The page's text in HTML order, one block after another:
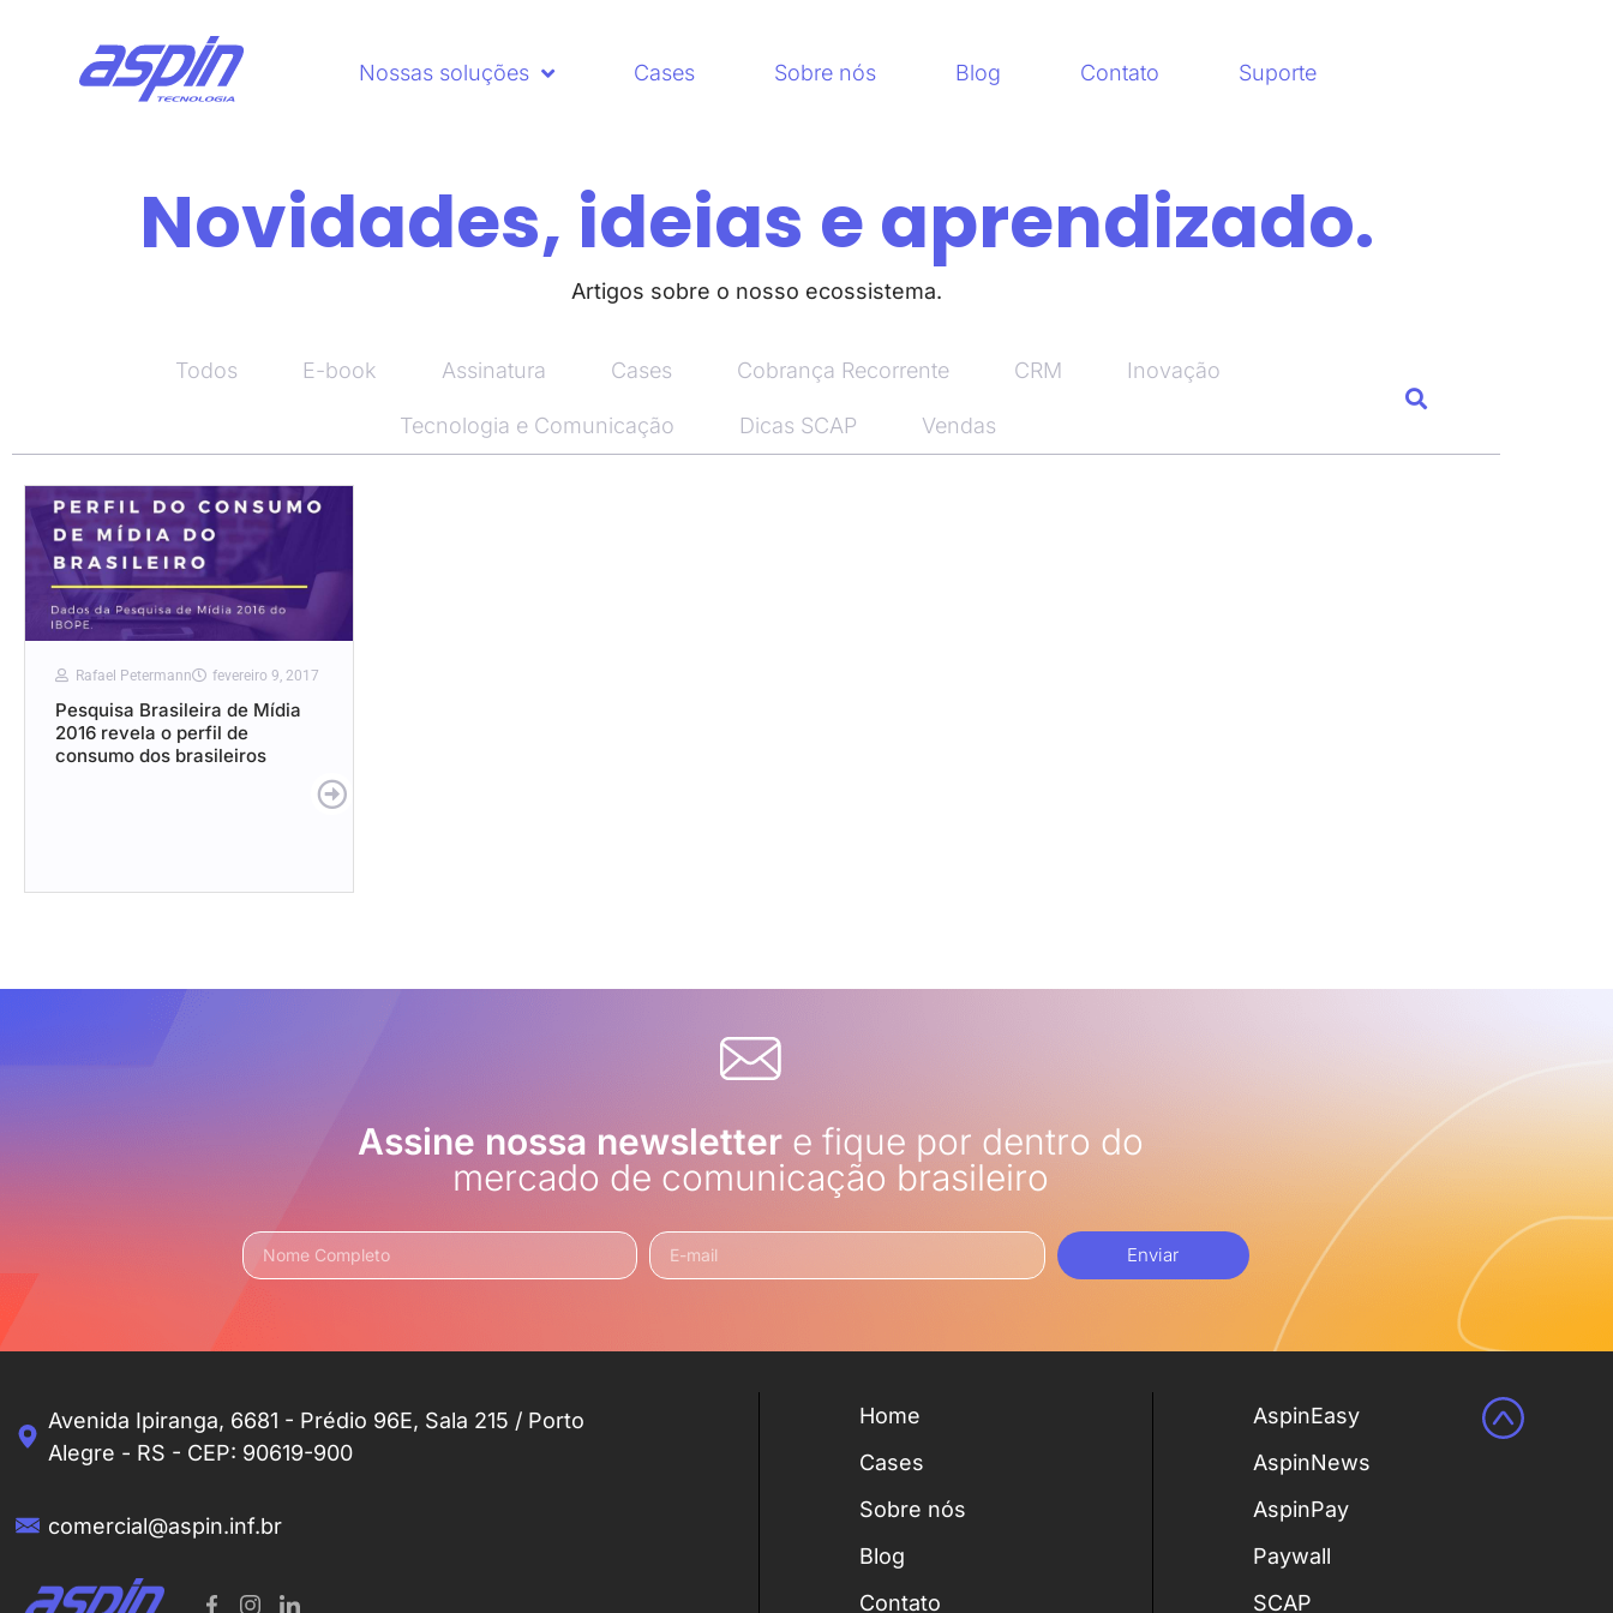
Nossas soluções Cases Sobre nós Blog Contato Suporte
Novidades, ideias e aprendizado.
Artigos sobre o nosso ecossistema.
Todos E-book Assinatura Cases Cobrança Recorrente CRM Inovação
Tecnologia e Comunicação Dicas SCAP Vendas
Rafael Petermann fevereiro 9, 2017
Pesquisa Brasileira de Mídia
2016 revela o perfil de
consumo dos brasileiros
Assine nossa newslettere fique por dentro do
mercado de comunicação brasileiro
Enviar
Avenida Ipiranga, 6681 - Prédio 96E, Sala 215 / Porto
Alegre - RS - CEP: 90619-900
comercial@aspin.inf.br
Home
Cases
Sobre nós
Blog
Contato
AspinEasy
AspinNews
AspinPay
Paywall
SCAP